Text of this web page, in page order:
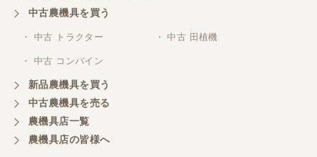
中古農機具を買う
・ 中古 トラクター ・ 中古 田植機
・ 中古 コンバイン
新品農機具を買う
中古農機具を売る
農機具店一覧
農機具店の皆様へ